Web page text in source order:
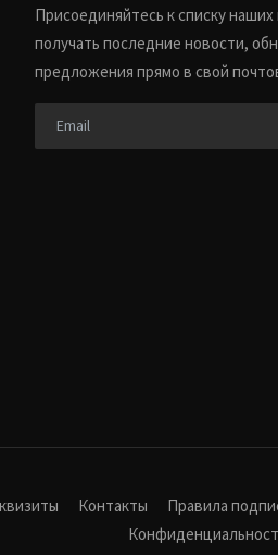
Присоединяйтесь к списку
получать последние новости,
предложения прямо в свой
Контакты Правила